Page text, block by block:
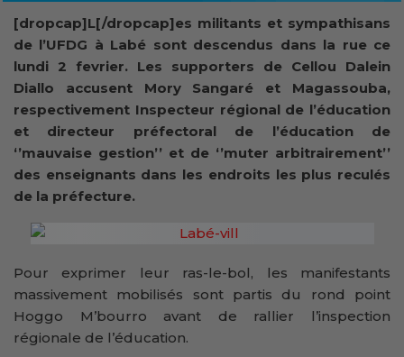
[dropcap]L[/dropcap]es militants et sympathisans
de l’UFDG à Labé sont descendus dans la rue ce
lundi 2 fevrier. Les supporters de Cellou Dalein
Diallo accusent Mory Sangaré et Magassouba,
respectivement Inspecteur régional de l’éducation
et directeur préfectoral de l’éducation de
‘’mauvaise gestion’’ et de ‘’muter arbitrairement’’
des enseignants dans les endroits les plus reculés
de la préfecture.
Pour exprimer leur ras-le-bol, les manifestants
massivement mobilisés sont partis du rond point
Hoggo M’bourro avant de rallier l’inspection
régionale de l’éducation.